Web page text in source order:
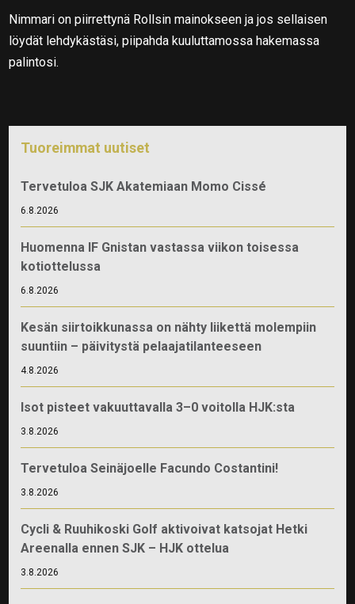
Nimmari on piirrettynä Rollsin mainokseen ja jos sellaisen
löydät lehdykästäsi, piipahda kuuluttamossa hakemassa
palintosi.
Tuoreimmat uutiset
Tervetuloa SJK Akatemiaan Momo Cissé
6.8.2026
Huomenna IF Gnistan vastassa viikon toisessa
kotiottelussa
6.8.2026
Kesän siirtoikkunassa on nähty liikettä molempiin
suuntiin – päivitystä pelaajatilanteeseen
4.8.2026
Isot pisteet vakuuttavalla 3–0 voitolla HJK:sta
3.8.2026
Tervetuloa Seinäjoelle Facundo Costantini!
3.8.2026
Cycli & Ruuhikoski Golf aktivoivat katsojat Hetki
Areenalla ennen SJK – HJK ottelua
3.8.2026